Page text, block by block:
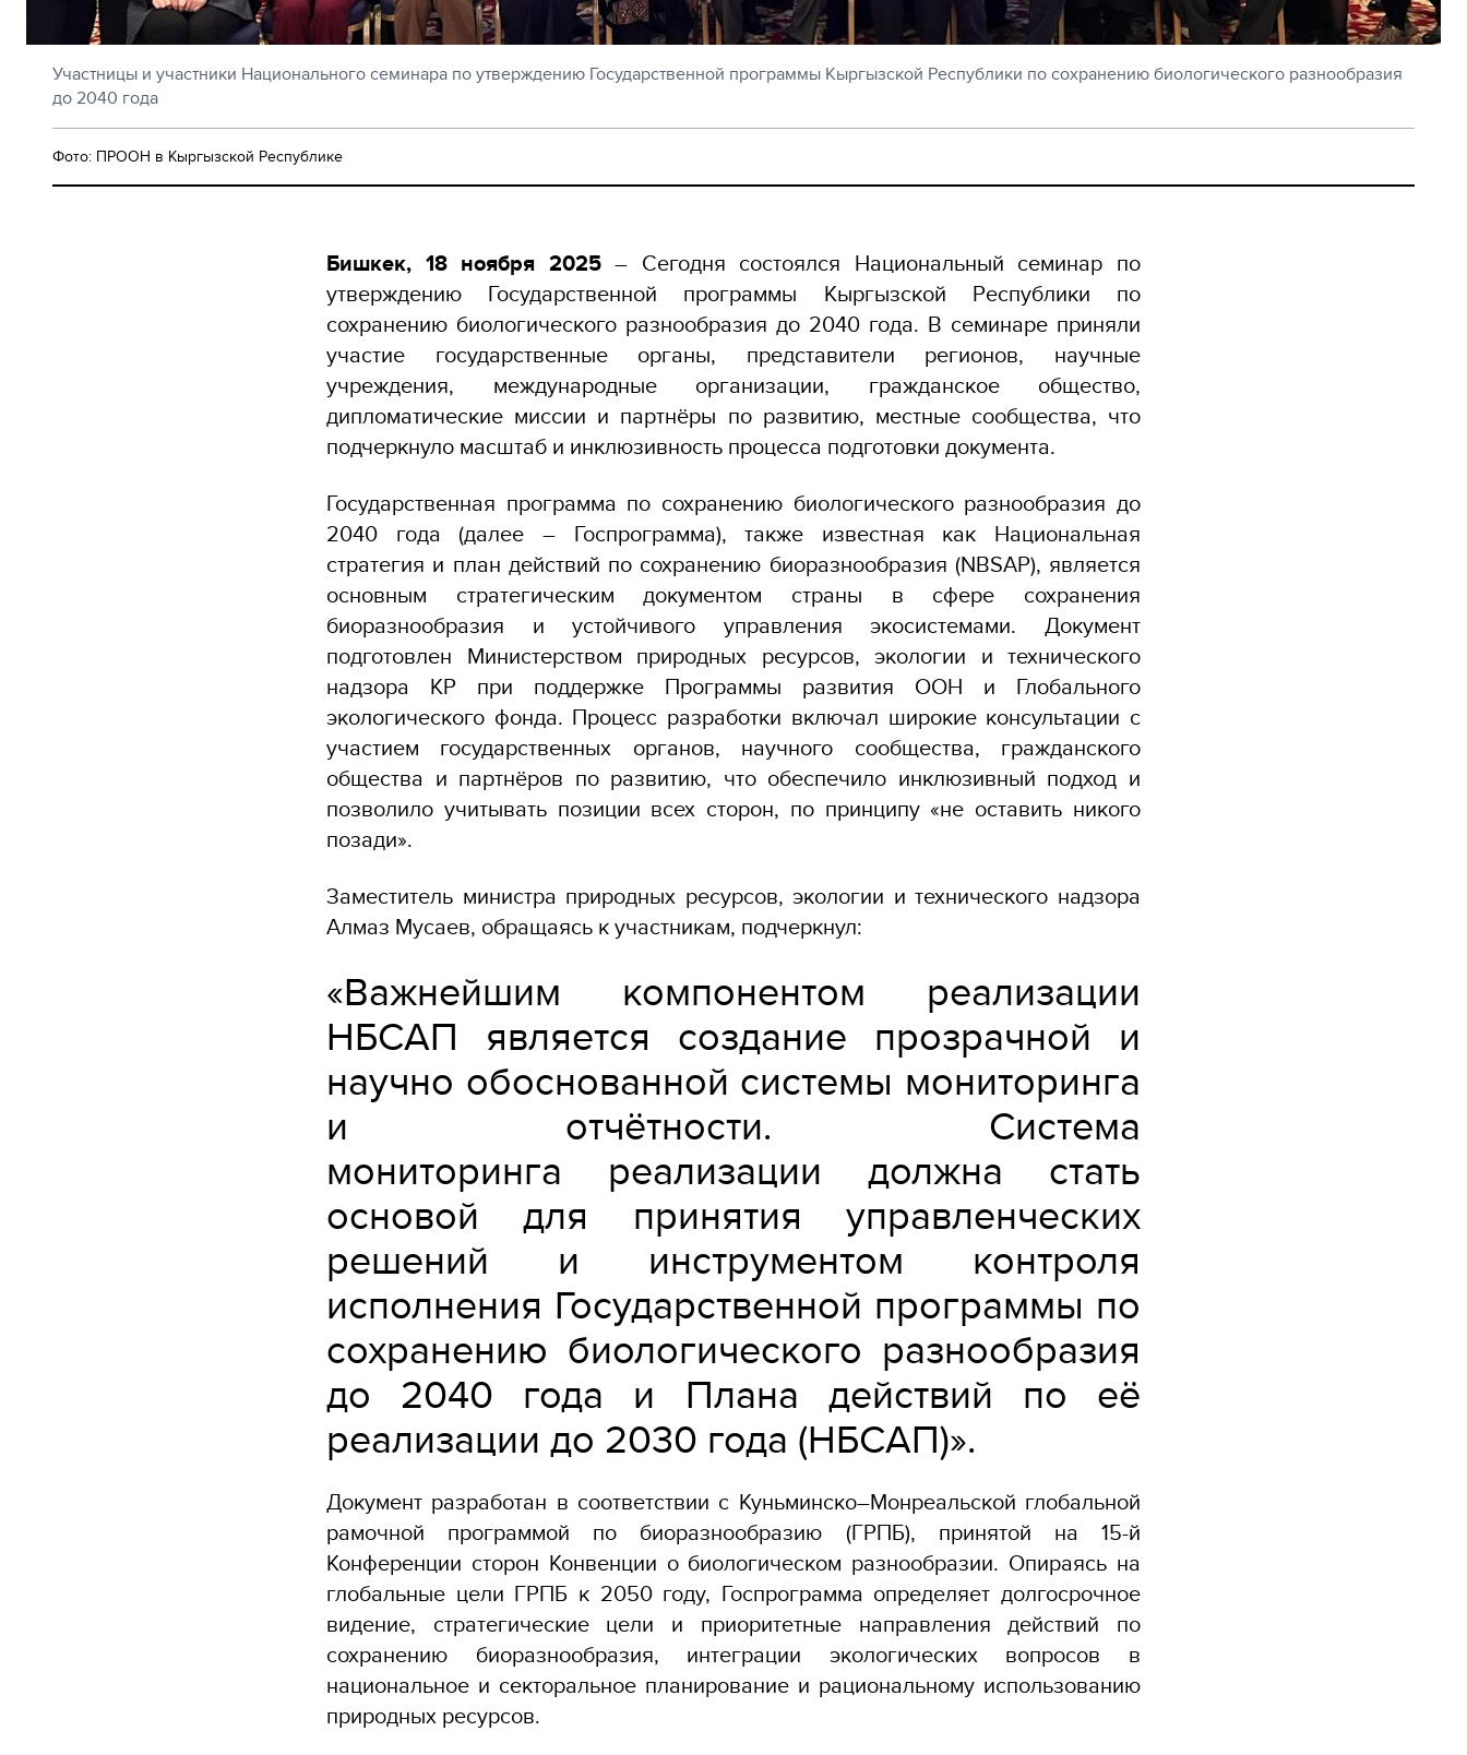
Участницы и участники Национального семинара по утверждению Государственной программы Кыргызской Республики по сохранению биологического разнообразия
до 2040 года
Фото: ПРООН в Кыргызской Республике
Бишкек, 18 ноября 2025– Сегодня состоялся Национальный семинар по
утверждению Государственной программы Кыргызской Республики по
сохранению биологического разнообразия до 2040 года. В семинаре приняли
участие государственные органы, представители регионов, научные
учреждения, международные организации, гражданское общество,
дипломатические миссии и партнёры по развитию, местные сообщества, что
подчеркнуло масштаб и инклюзивность процесса подготовки документа.
Государственная программа по сохранению биологического разнообразия до
2040 года (далее – Госпрограмма), также известная как Национальная
стратегия и план действий по сохранению биоразнообразия (NBSAP), является
основным стратегическим документом страны в сфере сохранения
биоразнообразия и устойчивого управления экосистемами. Документ
подготовлен Министерством природных ресурсов, экологии и технического
надзора КР при поддержке Программы развития ООН и Глобального
экологического фонда. Процесс разработки включал широкие консультации с
участием государственных органов, научного сообщества, гражданского
общества и партнёров по развитию, что обеспечило инклюзивный подход и
позволило учитывать позиции всех сторон, по принципу «не оставить никого
позади».
Заместитель министра природных ресурсов, экологии и технического надзора
Алмаз Мусаев, обращаясь к участникам, подчеркнул:
«Важнейшим компонентом реализации
НБСАП является создание прозрачной и
научно обоснованной системы мониторинга
и отчётности. Система
мониторинга реализации должна стать
основой для принятия управленческих
решений и инструментом контроля
исполнения Государственной программы по
сохранению биологического разнообразия
до 2040 года и Плана действий по её
реализации до 2030 года (НБСАП)».
Документ разработан в соответствии с Куньминско–Монреальской глобальной
рамочной программой по биоразнообразию (ГРПБ), принятой на 15-й
Конференции сторон Конвенции о биологическом разнообразии. Опираясь на
глобальные цели ГРПБ к 2050 году, Госпрограмма определяет долгосрочное
видение, стратегические цели и приоритетные направления действий по
сохранению биоразнообразия, интеграции экологических вопросов в
национальное и секторальное планирование и рациональному использованию
природных ресурсов.